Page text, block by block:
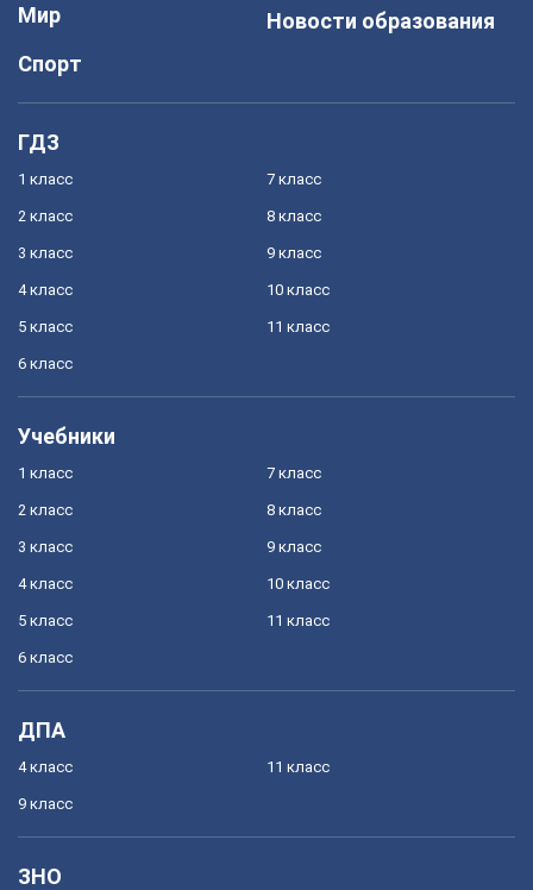
Мир
Спорт
Новости образования
ГДЗ
1 класс
2 класс
3 класс
4 класс
5 класс
6 класс
7 класс
8 класс
9 класс
10 класс
11 класс
Учебники
1 класс
2 класс
3 класс
4 класс
5 класс
6 класс
7 класс
8 класс
9 класс
10 класс
11 класс
ДПА
4 класс
9 класс
11 класс
ЗНО